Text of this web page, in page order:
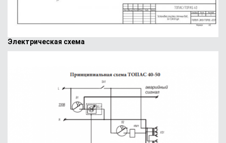
Электрическая схема